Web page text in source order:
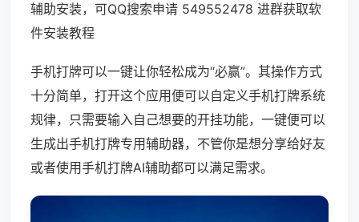
辅助安装，可QQ搜索申请 549552478 进群获取软
件安装教程
手机打牌可以一键让你轻松成为“必赢”。其操作方式
十分简单，打开这个应用便可以自定义手机打牌系统
规律，只需要输入自己想要的开挂功能，一键便可以
生成出手机打牌专用辅助器，不管你是想分享给好友
或者使用手机打牌AI辅助都可以满足需求。